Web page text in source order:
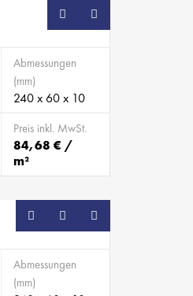
Abmessungen
(mm)
240 x 60 x 10
Preis inkl. MwSt.
84,68 € /
m²
Abmessungen
(mm)